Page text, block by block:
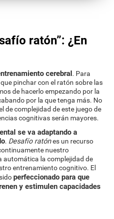
ratón”: ¿En
cerebral. Para
pinchar con el ratón sobre las
de hacerlo empezando por la
por la que tenga más. No
de complejidad de este juego de
cognitivas serán mayores.
se va adaptando a
. Desafío ratónes un recurso
nuestro
automática la complejidad de
entrenamiento cognitivo. El
perfeccionado para que
y estimulen capacidades